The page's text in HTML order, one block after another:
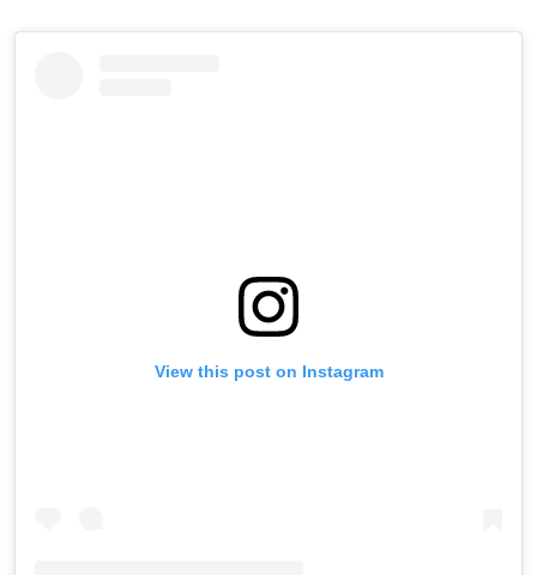
View this post on Instagram